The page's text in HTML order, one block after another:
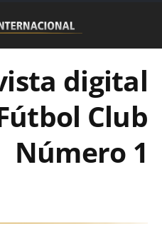
digital
Club
Número 1